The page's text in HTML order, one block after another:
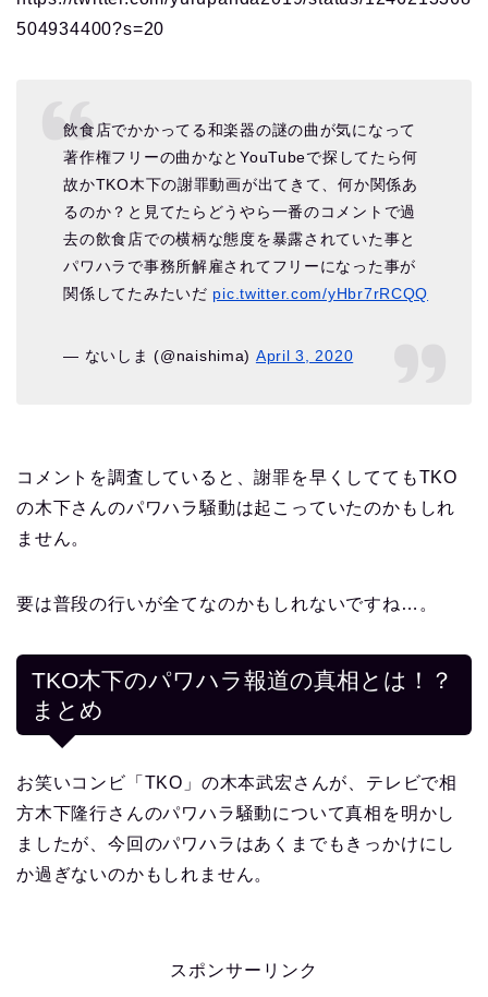
504934400?s=20
飲食店でかかってる和楽器の謎の曲が気になって
著作権フリーの曲かなとYouTubeで探してたら何
故かTKO木下の謝罪動画が出てきて、何か関係あ
るのか？と見てたらどうやら一番のコメントで過
去の飲食店での横柄な態度を暴露されていた事と
パワハラで事務所解雇されてフリーになった事が
関係してたみたいだ pic.twitter.com/yHbr7rRCQQ
— ないしま (@naishima) April 3, 2020
コメントを調査していると、謝罪を早くしててもTKO
の木下さんのパワハラ騒動は起こっていたのかもしれ
ません。
要は普段の行いが全てなのかもしれないですね…。
TKO木下のパワハラ報道の真相とは！？
まとめ
お笑いコンビ「TKO」の木本武宏さんが、テレビで相
方木下隆行さんのパワハラ騒動について真相を明かし
ましたが、今回のパワハラはあくまでもきっかけにし
か過ぎないのかもしれません。
スポンサーリンク